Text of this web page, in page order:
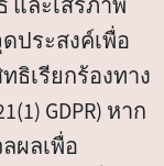
ประสงค์เพื่อ
ธิเรียกร้องทาง
GDPR) หาก
ผลเพื่อ